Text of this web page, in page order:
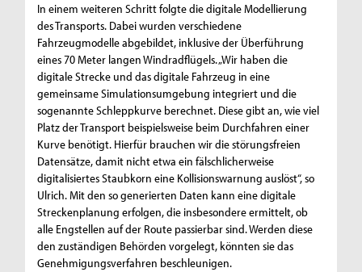
In einem weiteren Schritt folgte die digitale Modellierung
des Transports. Dabei wurden verschiedene
Fahrzeugmodelle abgebildet, inklusive der Überführung
eines 70 Meter langen Windradflügels. „Wir haben die
digitale Strecke und das digitale Fahrzeug in eine
gemeinsame Simulationsumgebung integriert und die
sogenannte Schleppkurve berechnet. Diese gibt an, wie viel
Platz der Transport beispielsweise beim Durchfahren einer
Kurve benötigt. Hierfür brauchen wir die störungsfreien
Datensätze, damit nicht etwa ein fälschlicherweise
digitalisiertes Staubkorn eine Kollisionswarnung auslöst“, so
Ulrich. Mit den so generierten Daten kann eine digitale
Streckenplanung erfolgen, die insbesondere ermittelt, ob
alle Engstellen auf der Route passierbar sind. Werden diese
den zuständigen Behörden vorgelegt, könnten sie das
Genehmigungsverfahren beschleunigen.